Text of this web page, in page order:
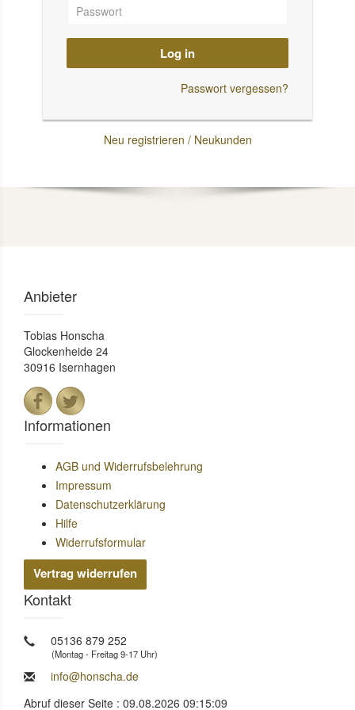
Log in
Passwort vergessen?
Neu registrieren / Neukunden
Anbieter
Tobias Honscha
Glockenheide 24
30916 Isernhagen
Informationen
AGB und Widerrufsbelehrung
Impressum
Datenschutzerklärung
Hilfe
Widerrufsformular
Vertrag widerrufen
Kontakt
05136 879 252
(Montag - Freitag 9-17 Uhr)
info@honscha.de
Abruf dieser Seite : 09.08.2026 09:15:09